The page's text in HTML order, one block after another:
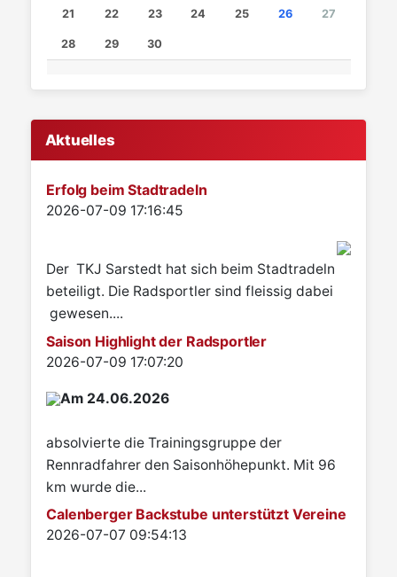
21 22 23 24 25 26 27
28 29 30
Aktuelles
Erfolg beim Stadtradeln
Details
2026-07-09 17:16:45
Der TKJ Sarstedt hat sich beim Stadtradeln
beteiligt. Die Radsportler sind fleissig dabei
gewesen....
Saison Highlight der Radsportler
Details
2026-07-09 17:07:20
Am 24.06.2026
absolvierte die Trainingsgruppe der
Rennradfahrer den Saisonhöhepunkt. Mit 96
km wurde die...
Calenberger Backstube unterstützt Vereine
Details
2026-07-07 09:54:13